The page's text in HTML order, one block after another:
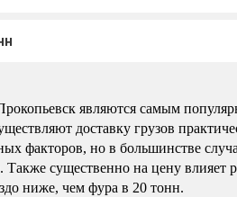
являются самым
доставку грузов
факторов, но в большинстве
Также существенно на цену влияет
ниже, чем фура в 20 тонн.